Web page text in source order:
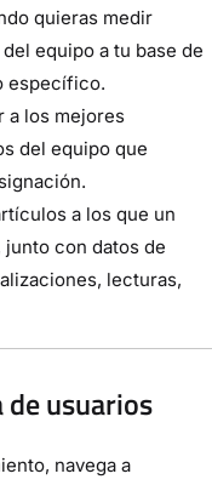
quieras medir
equipo a tu base de
específico.
a los mejores
del equipo que
a los que un
con datos de
lecturas,
de usuarios
navega a